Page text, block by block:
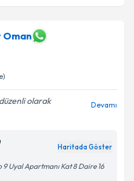
Oman
olarak
Devamı
Haritada Göster
Uyal Apartmanı Kat 8 Daire 16